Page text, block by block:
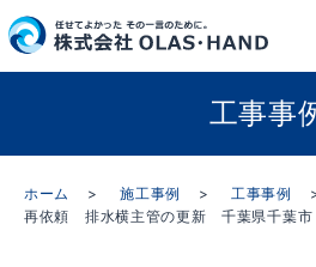
工事事
ホーム 施工事例
工事事例
再依頼 排水横主管の更新 千葉県千葉